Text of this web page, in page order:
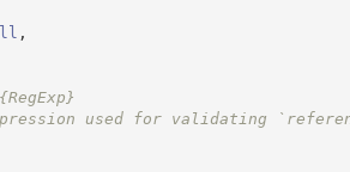
,
{RegExp}
used for validating